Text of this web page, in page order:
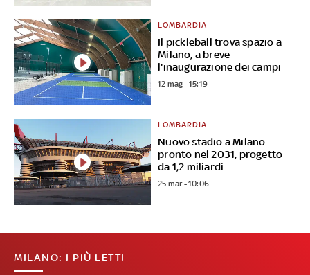
Il pickleball trova spazio a
Milano, a breve
l'inaugurazione dei campi
LOMBARDIA
12 mag - 15:19
Nuovo stadio a Milano
pronto nel 2031, progetto
da 1,2 miliardi
LOMBARDIA
25 mar - 10:06
MILANO: I PIÙ LETTI